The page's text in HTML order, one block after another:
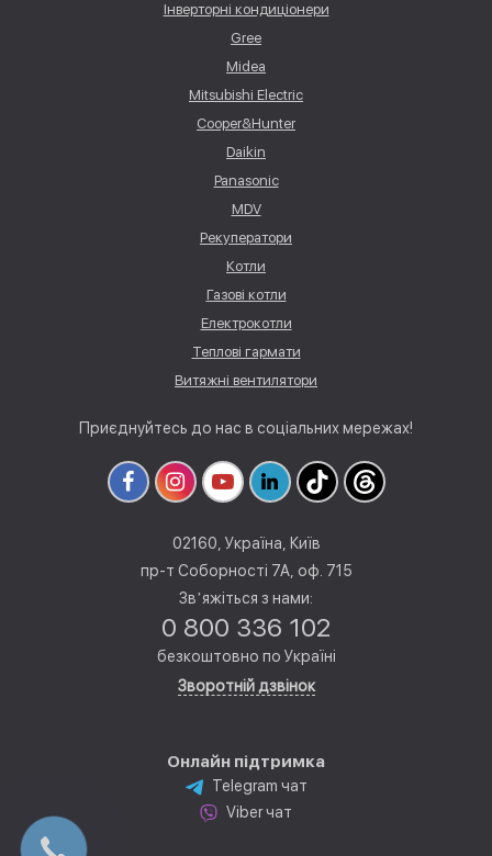
Інверторні кондиціонери
Gree
Midea
Mitsubishi Electric
Cooper&Hunter
Daikin
Panasonic
MDV
Рекуператори
Котли
Газові котли
Електрокотли
Теплові гармати
Витяжні вентилятори
Приєднуйтесь до нас в соціальних мережах!
02160, Україна, Київ
пр-т Соборності 7А, оф. 715
Звʼяжіться з нами:
0 800 336 102
безкоштовно по Україні
Зворотній дзвінок
Онлайн підтримка
Telegram чат
Viber чат